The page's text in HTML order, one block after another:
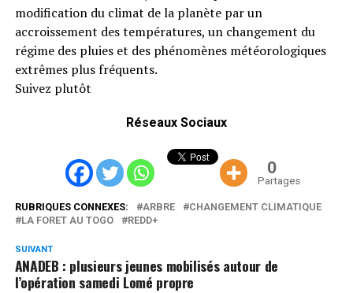
modification du climat de la planète par un
accroissement des températures, un changement du
régime des pluies et des phénomènes météorologiques
extrêmes plus fréquents.
Suivez plutôt
Réseaux Sociaux
0
Partages
RUBRIQUES CONNEXES: ARBRE
CHANGEMENT CLIMATIQUE
LA FORET AU TOGO
REDD+
SUIVANT
ANADEB : plusieurs jeunes mobilisés autour de
l’opération samedi Lomé propre